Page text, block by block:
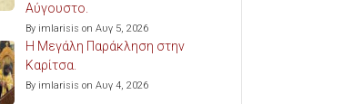
Αύγουστο.
By imlarisis on Αυγ 5, 2026
Η Μεγάλη Παράκληση στην
Καρίτσα.
By imlarisis on Αυγ 4, 2026